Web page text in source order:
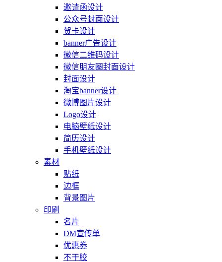
邀请函设计
公众号封面设计
贺卡设计
banner广告设计
微信二维码设计
微信朋友圈封面设计
封面设计
淘宝banner设计
微博图片设计
Logo设计
电脑壁纸设计
简历设计
手机壁纸设计
素材
贴纸
边框
背景图片
印刷
名片
DM宣传单
优惠券
不干胶